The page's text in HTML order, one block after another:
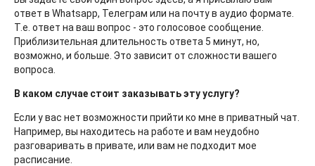
ответ в Whatsapp, Телеграм или на почту в аудио формате.
Т.е. ответ на ваш вопрос - это голосовое сообщение.
Приблизительная длительность ответа 5 минут, но,
возможно, и больше. Это зависит от сложности вашего
вопроса.
В каком случае стоит заказывать эту услугу?
Если у вас нет возможности прийти ко мне в приватный чат.
Например, вы находитесь на работе и вам неудобно
разговаривать в привате, или вам не подходит мое
расписание.